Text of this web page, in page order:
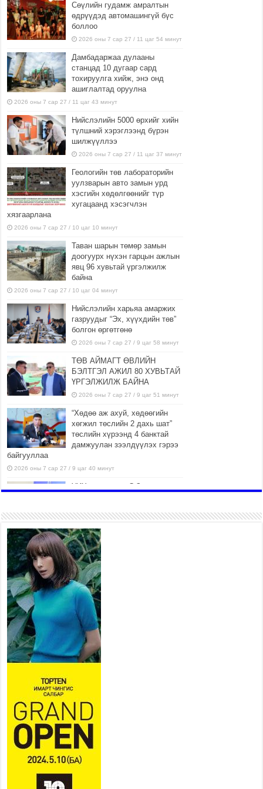
Сөүлийн гудамж амралтын
өдрүүдэд автомашингүй бүс
боллоо
2026 оны 7 сар 27 / 11 цаг 54 минут
Дамбадаржаа дулааны
станцад 10 дугаар сард
тохируулга хийж, энэ онд
ашиглалтад оруулна
2026 оны 7 сар 27 / 11 цаг 43 минут
Нийслэлийн 5000 өрхийг хийн
түлшний хэрэглээнд бүрэн
шилжүүллээ
2026 оны 7 сар 27 / 11 цаг 37 минут
Геологийн төв лабораторийн
уулзварын авто замын урд
хэсгийн хөдөлгөөнийг түр
хугацаанд хэсэгчлэн
хязгаарлана
2026 оны 7 сар 27 / 10 цаг 10 минут
Таван шарын төмөр замын
доогуурх нүхэн гарцын ажлын
явц 96 хувьтай үргэлжилж
байна
2026 оны 7 сар 27 / 10 цаг 04 минут
Нийслэлийн харьяа амаржих
газруудыг “Эх, хүүхдийн төв”
болгон өргөтгөнө
2026 оны 7 сар 27 / 9 цаг 58 минут
ТӨВ АЙМАГТ ӨВЛИЙН
БЭЛТГЭЛ АЖИЛ 80 ХУВЬТАЙ
ҮРГЭЛЖИЛЖ БАЙНА
2026 оны 7 сар 27 / 9 цаг 51 минут
“Хөдөө аж ахуй, хөдөөгийн
хөгжил төслийн 2 дахь шат”
төслийн хүрээнд 4 банктай
дамжуулан зээлдүүлэх гэрээ
байгууллаа
2026 оны 7 сар 27 / 9 цаг 40 минут
УИХ-ын гишүүн С.Зулпхар:
2026 оны 7 сар 27 / 9 цаг 19 минут
Ерөнхий хяналтын хоёр
удаагийн сонсголд 345 хүн
оролцжээ
2026 оны 7 сар 27 / 9 цаг 13 минут
Хянан шалгах түр хорооны
нотлох баримттай нээлттэй
танилцах боломжтой боллоо.
2026 оны 7 сар 23 / 15 цаг 58 минут
Дүүжин замын тээвэр энэ оны
12 дугаар сард ашиглалтад
бүрэн орно
Агаарын бохирдлыг бууруулах бодлогын
хүрээнд Баянгол, Чингэлтэй дүүргийн 5000
өрхийг хийн халаалтад шилжүүлэв
2026 оны 7 сар 22 / 17 цаг 14 минут
Нийгмийн сүлжээнд хүүхдийн оролцоог
зохицуулах тухай хуулийн төслийг өргөн
2026 оны 7 сар 22 / 17 цаг 09 минут